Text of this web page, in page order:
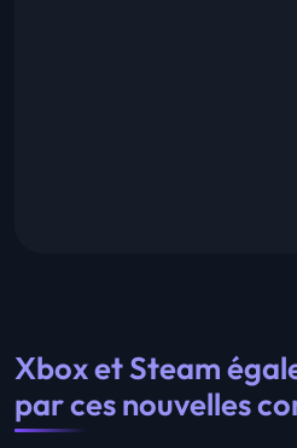
Xbox et Steam
par ces nouvelles